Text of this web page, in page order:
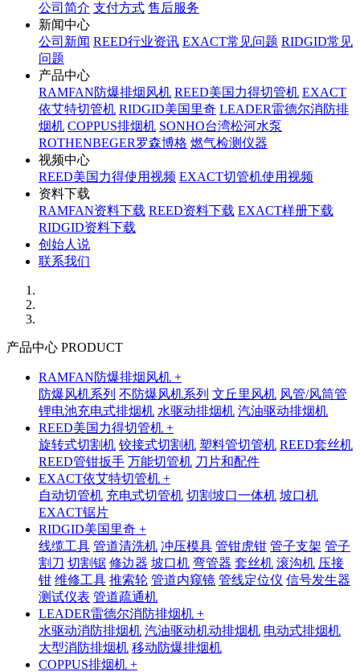
公司简介 支付方式 售后服务
新闻中心
公司新闻 REED行业资讯 EXACT常见问题 RIDGID常见
问题
产品中心
RAMFAN防爆排烟风机 REED美国力得切管机 EXACT
依艾特切管机 RIDGID美国里奇 LEADER雷德尔消防排
烟机 COPPUS排烟机 SONHO台湾松河水泵
ROTHENBEGER罗森博格 燃气检测仪器
视频中心
REED美国力得使用视频 EXACT切管机使用视频
资料下载
RAMFAN资料下载 REED资料下载 EXACT样册下载
RIDGID资料下载
创始人说
联系我们
产品中心 PRODUCT
RAMFAN防爆排烟风机 +
防爆风机系列 不防爆风机系列 文丘里风机 风管/风筒管
锂电池充电式排烟机 水驱动排烟机 汽油驱动排烟机
REED美国力得切管机 +
旋转式切割机 铰接式切割机 塑料管切管机 REED套丝机
REED管钳扳手 万能切管机 刀片和配件
EXACT依艾特切管机 +
自动切管机 充电式切管机 切割坡口一体机 坡口机
EXACT锯片
RIDGID美国里奇 +
线缆工具 管道清洗机 冲压模具 管钳虎钳 管子支架 管子
割刀 切割锯 修边器 坡口机 弯管器 套丝机 滚沟机 压接
钳 维修工具 推索轮 管道内窥镜 管线定位仪 信号发生器
测试仪表 管道疏通机
LEADER雷德尔消防排烟机 +
水驱动消防排烟机 汽油驱动机动排烟机 电动式排烟机
大型消防排烟机 移动防爆排烟机
COPPUS排烟机 +